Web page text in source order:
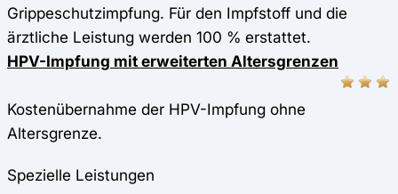
Grippeschutzimpfung. Für den Impfstoff und die
ärztliche Leistung werden 100 % erstattet.
HPV-Impfung mit erweiterten Altersgrenzen
Kostenübernahme der HPV-Impfung ohne
Altersgrenze.
Spezielle Leistungen